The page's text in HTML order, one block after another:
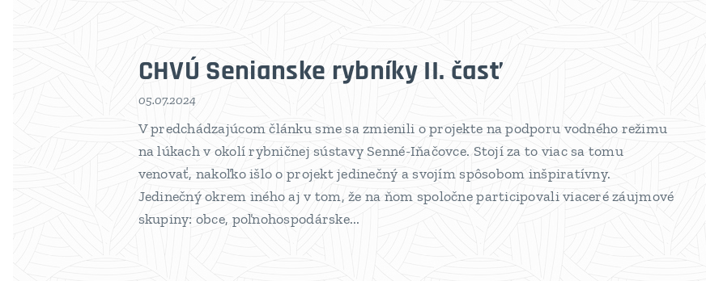
CHVÚ Senianske rybníky II. časť
05.07.2024
V predchádzajúcom článku sme sa zmienili o projekte na podporu vodného režimu
na lúkach v okolí rybničnej sústavy Senné-Iňačovce. Stojí za to viac sa tomu
venovať, nakoľko išlo o projekt jedinečný a svojím spôsobom inšpiratívny.
Jedinečný okrem iného aj v tom, že na ňom spoločne participovali viaceré záujmové
skupiny: obce, poľnohospodárske...